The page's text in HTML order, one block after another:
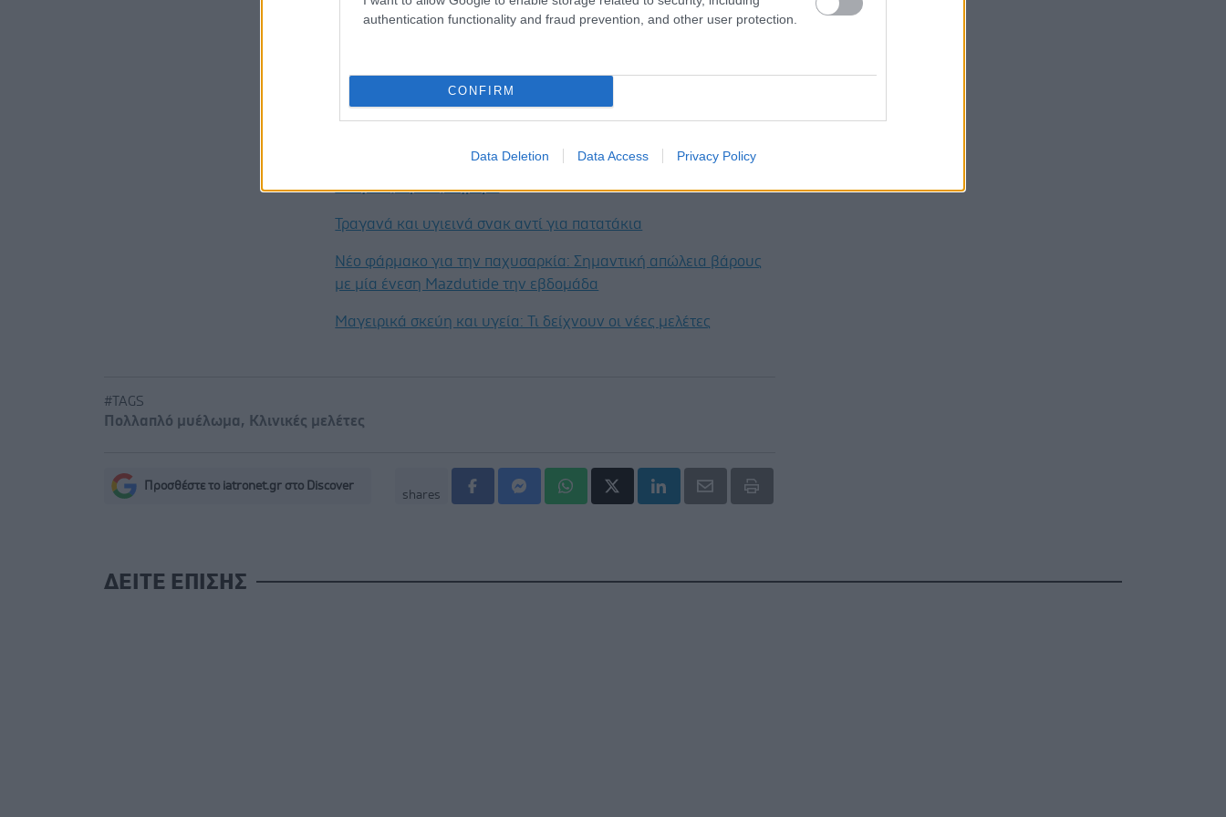
authentication functionality and fraud prevention, and other user protection.
CONFIRM
Data Deletion Data Access Privacy Policy
μυελώματος και πιθανότατα θα θέσει βάσεις ακόμα και για την
Ειδήσεις υγείας σήμερα
Τραγανά και υγιεινά σνακ αντί για πατατάκια
Νέο φάρμακο για την παχυσαρκία: Σημαντική απώλεια βάρους
με μία ένεση Mazdutide την εβδομάδα
Μαγειρικά σκεύη και υγεία: Τι δείχνουν οι νέες μελέτες
#TAGS
Πολλαπλό μυέλωμα, Κλινικές μελέτες
Προσθέστε το iatronet.gr στο Discover
shares
ΔΕΙΤΕ ΕΠΙΣΗΣ